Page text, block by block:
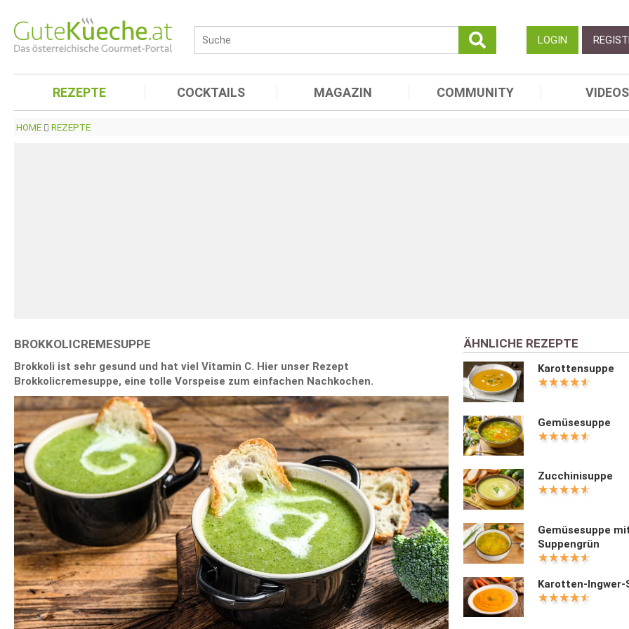
LOGIN
REZEPTE COCKTAILS MAGAZIN COMMUNITY VIDEOS
HOME REZEPTE
BROKKOLICREMESUPPE
Brokkoli ist sehr gesund und hat viel Vitamin C. Hier unser Rezept
Brokkolicremesuppe, eine tolle Vorspeise zum einfachen Nachkochen.
Next
ÄHNLICHE REZEPTE
Karottensuppe
Gemüsesuppe
Zucchinisuppe
Gemüsesuppe
Suppengrün
Karotten-Ingwer-